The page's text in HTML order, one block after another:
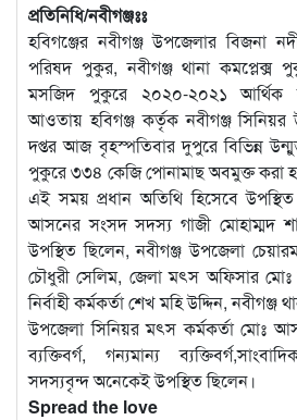
প্রতিনিধি/নবীগঞ্জঃঃ
হবিগঞ্জের নবীগঞ্জ উপজেলার বিজনা
পরিষদ পুকুর, নবীগঞ্জ থানা
মসজিদ পুকুরে ২০২০-২০২১ আর্থিক
আওতায় হবিগঞ্জ কর্তৃক নবীগঞ্জ সিনিয়র
দপ্তর আজ বৃহস্পতিবার দুপুরে বিভিন্ন
পুকুরে ৩৩৪ কেজি পোনামাছ অবমুক্ত ক‌রা
এই সময় প্রধান অতিথি হিসেবে
আসনের সংসদ সদস্য গাজী মোহাম্মদ
উপস্থিত ছিলেন, নবীগঞ্জ উপজেলা
চৌধুরী সেলিম, জেলা মৎস অফিসার
নির্বাহী কর্মকর্তা শেখ মহি উদ্দিন,
উপজেলা সিনিয়র মৎস কর্মকর্তা মোঃ
ব‌্যক্তিবর্গ, গন‌্যমান‌্য
সদস‌্যবৃন্দ অনেকেই উপস্থিত ছিলেন।
Spread the love